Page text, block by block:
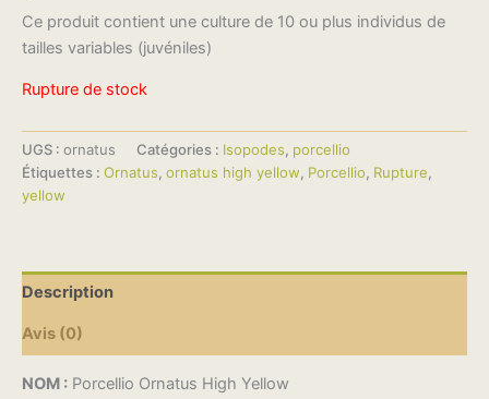
Ce produit contient une culture de 10 ou plus individus de
tailles variables (juvéniles)
Rupture de stock
UGS : ornatus Catégories : Isopodes, porcellio
Étiquettes : Ornatus, ornatus high yellow, Porcellio, Rupture,
yellow
Description
Avis (0)
NOM : Porcellio Ornatus High Yellow